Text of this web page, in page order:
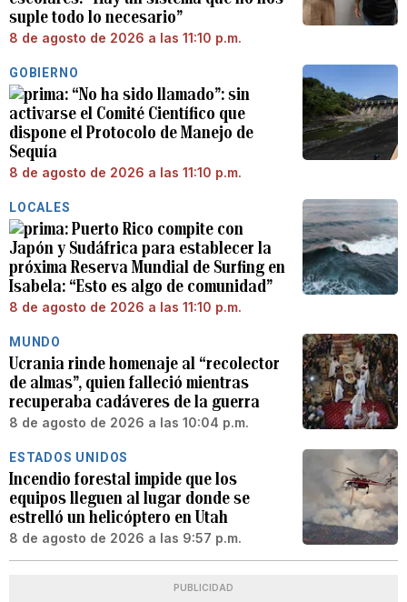
suple todo lo necesario”
8 de agosto de 2026 a las 11:10 p.m.
GOBIERNO
“No ha sido llamado”: sin
activarse el Comité Científico que
dispone el Protocolo de Manejo de
Sequía
8 de agosto de 2026 a las 11:10 p.m.
LOCALES
Puerto Rico compite con
Japón y Sudáfrica para establecer la
próxima Reserva Mundial de Surfing en
Isabela: “Esto es algo de comunidad”
8 de agosto de 2026 a las 11:10 p.m.
MUNDO
Ucrania rinde homenaje al “recolector
de almas”, quien falleció mientras
recuperaba cadáveres de la guerra
8 de agosto de 2026 a las 10:04 p.m.
ESTADOS UNIDOS
Incendio forestal impide que los
equipos lleguen al lugar donde se
estrelló un helicóptero en Utah
8 de agosto de 2026 a las 9:57 p.m.
PUBLICIDAD